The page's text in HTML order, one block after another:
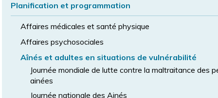
Planification et programmation
Affaires médicales et santé physique
Affaires psychosociales
Aînés et adultes en situations de vulnérabilité
Journée mondiale de lutte contre la maltraitance des
ainées
Journée nationale des Ainés